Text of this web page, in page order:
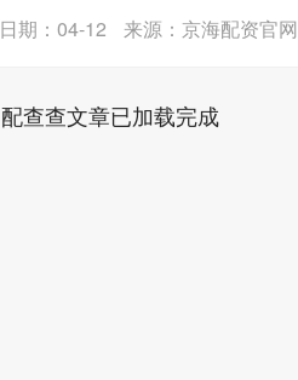
日期：04-12 来源：京海配资官网
配查查文章已加载完成